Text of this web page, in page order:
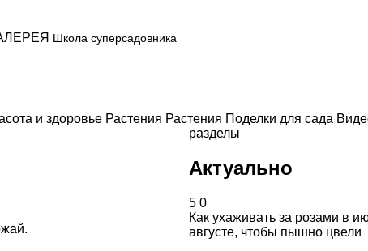
Школа суперсадовника
и здоровье Растения Растения Поделки для сада
разделы
Актуально
5 0
Как ухаживать за розами в
августе, чтобы пышно цвели